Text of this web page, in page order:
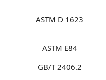
ASTM D 1623
ASTM E84
GB/T 2406.2